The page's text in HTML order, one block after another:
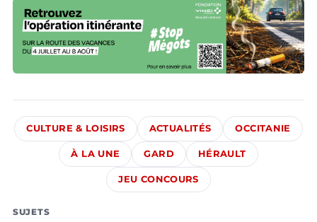
CULTURE & LOISIRS ACTUALITÉS OCCITANIE
À LA UNE GARD HÉRAULT
JEU CONCOURS
SUJETS